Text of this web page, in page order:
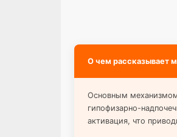
О чем рассказывает
Основным
гипофизарно-
активация, что